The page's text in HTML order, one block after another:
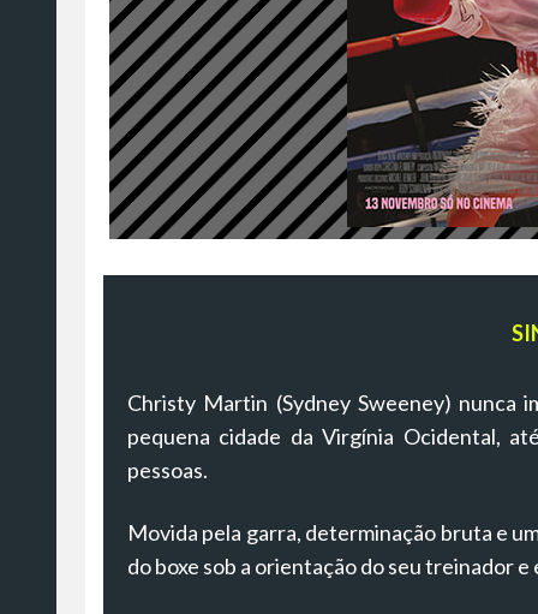
Christy Martin (Sydney Sweeney) nunca
pequena cidade da Virgínia Ocidental,
pessoas.
Movida pela garra, determinação bruta e
do boxe sob a orientação do seu treinador